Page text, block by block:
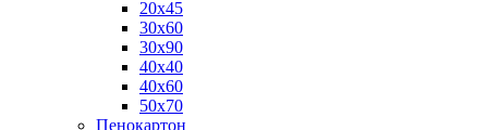
20х45
30х60
30х90
40х40
40х60
50х70
Пенокартон